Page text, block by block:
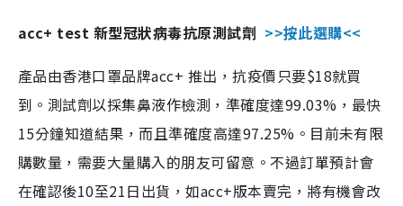
acc+ test 新型冠狀病毒抗原測試劑 >>按此選購<<
產品由香港口罩品牌acc+ 推出，抗疫價只要$18就買
到。測試劑以採集鼻液作檢測，準確度達99.03%，最快
15分鐘知道結果，而且準確度高達97.25%。目前未有限
購數量，需要大量購入的朋友可留意。不過訂單預計會
在確認後10至21日出貨，如acc+版本賣完，將有機會改